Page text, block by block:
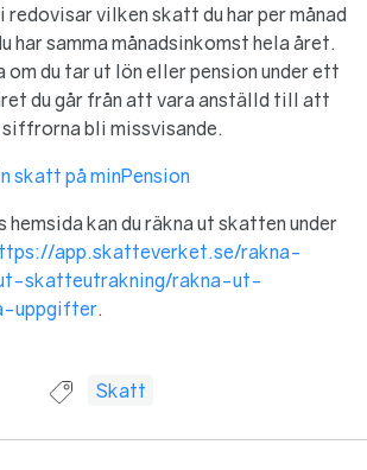
redovisar vilken skatt du har per månad
har samma månadsinkomst hela året.
om du tar ut lön eller pension under ett
du går från att vara anställd till att
bli missvisande.
skatt på minPension
kan du räkna ut skatten under
app.skatteverket.se/rakna-
skatteutrakning/rakna-ut-
uppgifter.
Guide taggad med:
Skatt